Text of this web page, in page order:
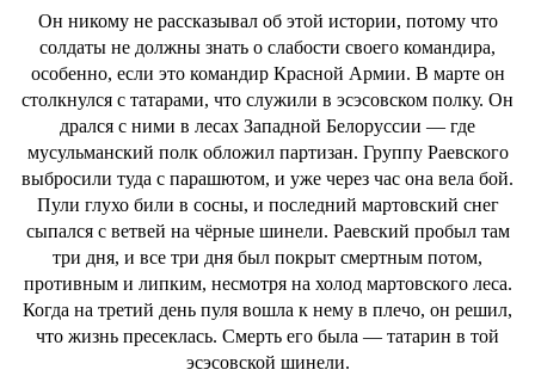
Он никому не рассказывал об этой истории, потому что
солдаты не должны знать о слабости своего командира,
особенно, если это командир Красной Армии. В марте он
столкнулся с татарами, что служили в эсэсовском полку. Он
дрался с ними в лесах Западной Белоруссии — где
мусульманский полк обложил партизан. Группу Раевского
выбросили туда с парашютом, и уже через час она вела бой.
Пули глухо били в сосны, и последний мартовский снег
сыпался с ветвей на чёрные шинели. Раевский пробыл там
три дня, и все три дня был покрыт смертным потом,
противным и липким, несмотря на холод мартовского леса.
Когда на третий день пуля вошла к нему в плечо, он решил,
что жизнь пресеклась. Смерть его была — татарин в той
эсэсовской шинели.